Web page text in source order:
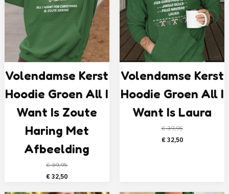
Volendamse Kerst
Hoodie Groen All I
Want Is Zoute
Haring Met
Afbeelding
€39,95
Oorspronkelijke
€ 32,50Huidige
Volendamse Kerst
Hoodie Groen All I
Want Is Laura
€39,95
Oorspronkelijke
€32,50Huidige